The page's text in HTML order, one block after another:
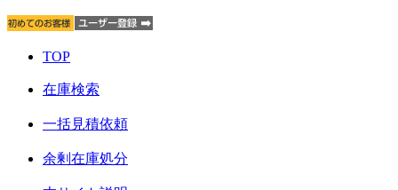
TOP
在庫検索
一括見積依頼
余剰在庫処分